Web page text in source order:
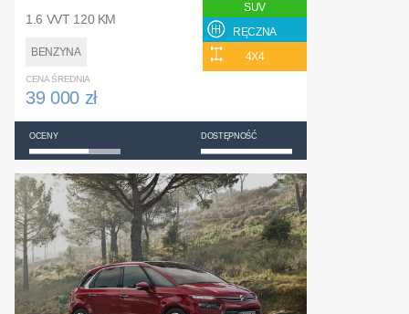
1.6 VVT 120 KM
BENZYNA
SUV
RĘCZNA
4X4
CENA ŚREDNIA
39 000 zł
OCENY DOSTĘPNOŚĆ